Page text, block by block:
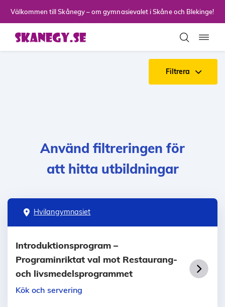
Välkommen till Skånegy – om gymnasievalet i Skåne och Blekinge!
Filtrera
Använd filtreringen för
att hitta utbildningar
Hvilangymnasiet
Introduktionsprogram –
Programinriktat val mot Restaurang-
och livsmedelsprogrammet
Kök och servering